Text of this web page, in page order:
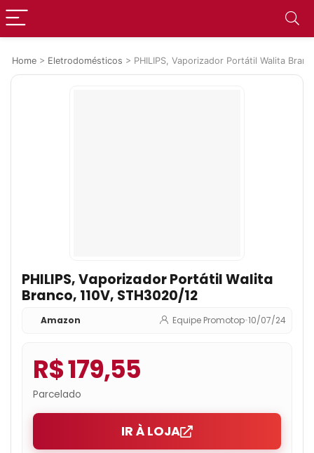
Home > Eletrodomésticos > PHILIPS, Vaporizador Portátil Walita
PHILIPS, Vaporizador Portátil Walita
Branco, 110V, STH3020/12
Amazon Equipe Promotop•10/07/24
R$ 179,55
Parcelado
IR À LOJA